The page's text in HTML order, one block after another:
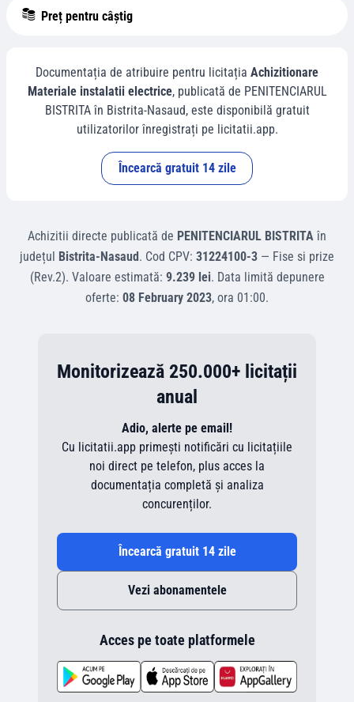
Preț pentru câștig
Documentația de atribuire pentru licitația Achizitionare
Materiale instalatii electrice, publicată de PENITENCIARUL
BISTRITAîn Bistrita-Nasaud, este disponibilă gratuit
utilizatorilor înregistrați pe licitatii.app.
Încearcă gratuit 14 zile
Achizitii directe publicată de PENITENCIARUL BISTRITA în
județul Bistrita-Nasaud. Cod CPV: 31224100-3 — Fise si prize
(Rev.2). Valoare estimată: 9.239 lei. Data limită depunere
oferte: 08 February 2023, ora 01:00.
Monitorizează 250.000+ licitații
anual
Adio, alerte pe email!
Cu licitatii.app primești notificări cu licitațiile
noi direct pe telefon, plus acces la
documentația completă și analiza
concurenților.
Încearcă gratuit 14 zile
Vezi abonamentele
Acces pe toate platformele